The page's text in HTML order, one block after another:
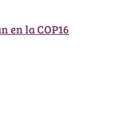
en la COP16